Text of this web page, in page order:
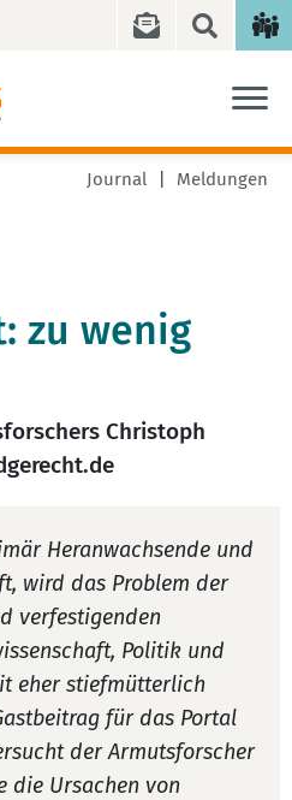
Journal Meldungen
zu wenig
Christoph
Heranwachsende und
wird das Problem der
verfestigenden
Politik und
eher stiefmütterlich
für das Portal
der Armutsforscher
die Ursachen von